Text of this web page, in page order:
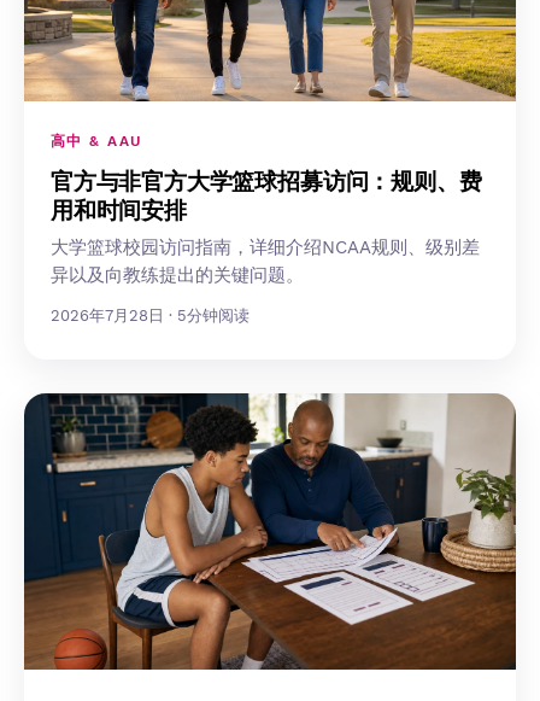
高中 & AAU
官方与非官方大学篮球招募访问：规则、费
用和时间安排
大学篮球校园访问指南，详细介绍NCAA规则、级别差
异以及向教练提出的关键问题。
2026年7月28日 · 5分钟阅读